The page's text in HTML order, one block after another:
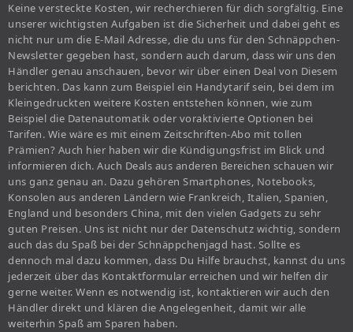
Keine versteckte Kosten, wir recherchieren für dich sorgfältig. Eine
unserer wichtigsten Aufgaben ist die Sicherheit und dabei geht es
nicht nur um die E-Mail Adresse, die du uns für den Schnäppchen-
Newsletter gegeben hast, sondern auch darum, dass wir uns den
Händler genau anschauen, bevor wir über einen Deal von Diesem
berichten. Das kann zum Beispiel ein Handytarif sein, bei dem im
Kleingedruckten weitere Kosten entstehen können, wie zum
Beispiel die Datenautomatik oder voraktivierte Optionen bei
Tarifen. Wie wäre es mit einem Zeitschriften-Abo mit tollen
Prämien? Auch hier haben wir die Kündigungsfrist im Blick und
informieren dich. Auch Deals aus anderen Bereichen schauen wir
uns ganz genau an. Dazu gehören Smartphones, Notebooks,
Konsolen aus anderen Ländern wie Frankreich, Italien, Spanien,
England und besonders China, mit den vielen Gadgets zu sehr
guten Preisen. Uns ist nicht nur der Datenschutz wichtig, sondern
auch das du Spaß bei der Schnäppchenjagd hast. Sollte es
dennoch mal dazu kommen, dass Du Hilfe brauchst, kannst du uns
jederzeit über das Kontaktformular erreichen und wir helfen dir
gerne weiter. Wenn es notwendig ist, kontaktieren wir auch den
Händler direkt und klären die Angelegenheit, damit wir alle
weiterhin Spaß am Sparen haben.